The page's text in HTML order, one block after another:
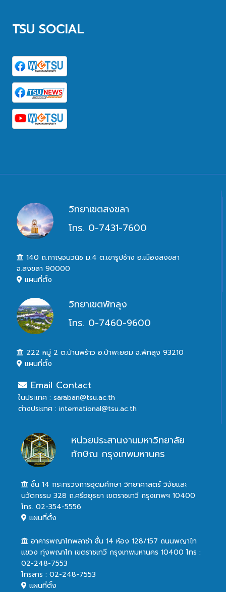
TSU SOCIAL
วิทยาเขตสงขลา
โทร. 0-7431-7600
140 ถ.กาญจนวนิช ม.4 ต.เขารูปช้าง อ.เมืองสงขลา
จ.สงขลา 90000
แผนที่ตั้ง
วิทยาเขตพัทลุง
โทร. 0-7460-9600
222 หมู่ 2 ต.บ้านพร้าว อ.ป่าพะยอม จ.พัทลุง 93210
แผนที่ตั้ง
Email Contact
ในประเทศ : saraban@tsu.ac.th
ต่างประเทศ : international@tsu.ac.th
หน่วยประสานงานมหาวิทยาลัย
ทักษิณ กรุงเทพมหานคร
ชั้น 14 กระทรวงการอุดมศึกษา วิทยาศาสตร์ วิจัยและ
นวัตกรรม 328 ถ.ศรีอยุธยา เขตราชเทวี กรุงเทพฯ 10400
โทร. 02-354-5556
แผนที่ตั้ง
อาคารพญาไทพลาซ่า ชั้น 14 ห้อง 128/157 ถนนพญาไท
แขวง ทุ่งพญาไท เขตราชเทวี กรุงเทพมหานคร 10400 โทร :
02-248-7553
โทรสาร : 02-248-7553
แผนที่ตั้ง